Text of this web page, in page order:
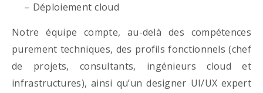
– Déploiement cloud
Notre équipe compte, au-delà des compétences
purement techniques, des profils fonctionnels (chef
de projets, consultants, ingénieurs cloud et
infrastructures), ainsi qu’un designer UI/UX expert